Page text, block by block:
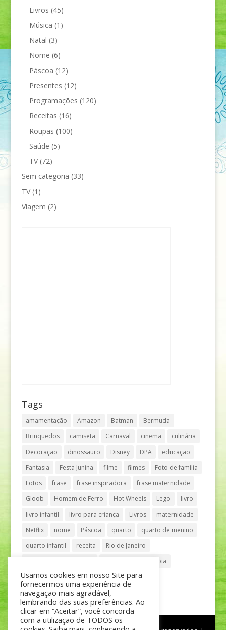
Livros (45)
Música (1)
Natal (3)
Nome (6)
Páscoa (12)
Presentes (12)
Programações (120)
Receitas (16)
Roupas (100)
Saúde (5)
TV(72)
Sem categoria (33)
TV(1)
Viagem (2)
Tags
amamentação Amazon Batman
Bermuda
Brinquedos
camiseta Carnaval cinema
culinária
Decoração
dinossauro Disney DPA
educação
Fantasia
Festa Junina filme filmes
Foto de família
Fotos
frase frase inspiradora
frase maternidade
Gloob
Homem de Ferro Hot Wheels Lego
livro
livro infantil
livro para criança Livros
maternidade
Netflix
nome Páscoa quarto
quarto de menino
quarto infantil
receita
Rio de Janeiro
Shopping Vila Olímpia
São Paulo
teatro tênis
Usamos cookies em nosso Site para
fornecermos uma experiência de
navegação mais agradável,
lembrando das suas preferências. Ao
clicar em “Aceitar”, você concorda
com a utilização de TODOS os